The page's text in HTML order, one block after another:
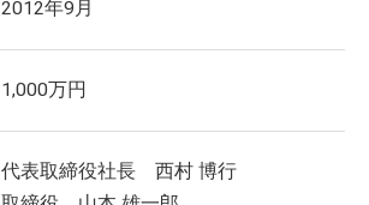
2012年9月
1,000万円
代表取締役社長 西村 博行